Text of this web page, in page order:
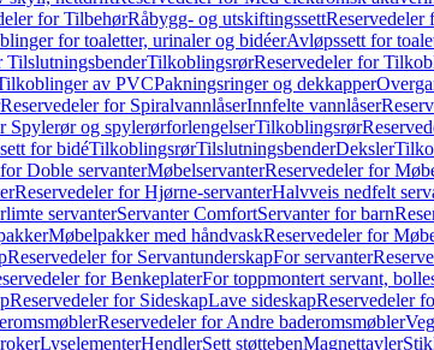
for TilbehørRåbygg- og utskiftingssettReservedeler
for toaletter, urinaler og bidéerAvløpssett for
TilslutningsbenderTilkoblingsrørReservedeler for
av PVCPakningsringer og dekkapper
Reservedeler for SpiralvannlåserInnfelte vannlåser
Spylerør og spylerørforlengelserTilkoblingsrør
for bidéTilkoblingsrørTilslutningsbenderDeksler
Doble servanterMøbelservanterReservedeler for
Reservedeler for Hjørne-servanterHalvveis nedfelt
servanterServanter ComfortServanter for barn
Møbelpakker med håndvaskReservedeler for
Reservedeler for ServantunderskapFor servanter
for BenkeplaterFor toppmontert servant,
Reservedeler for SideskapLave sideskapReservedeler
Reservedeler for Andre baderomsmøbler
LyselementerHendlerSett støttebenMagnettavler